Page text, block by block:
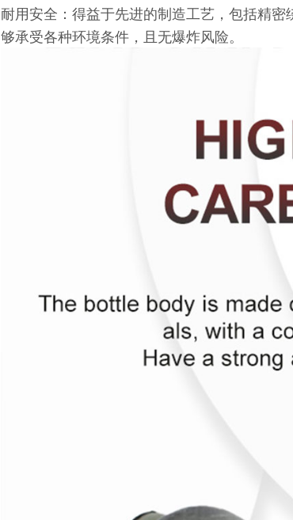
耐用安全：得益于先进的制造工艺，包括精
够承受各种环境条件，且无爆炸风险。